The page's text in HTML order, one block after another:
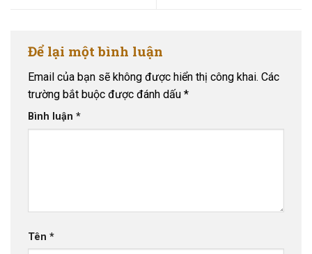
Để lại một bình luận
Email của bạn sẽ không được hiển thị công khai. Các
trường bắt buộc được đánh dấu *
Bình luận *
Tên *